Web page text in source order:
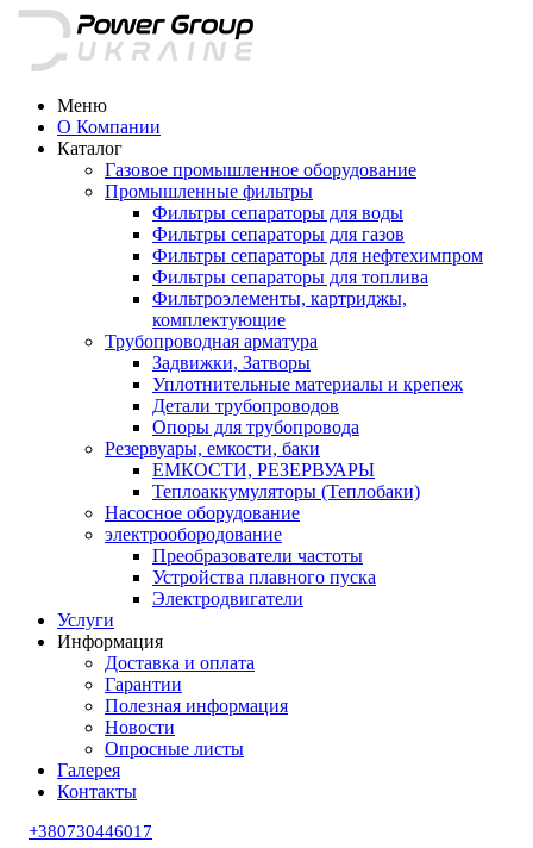
Меню
О Компании
Каталог
Газовое промышленное оборудование
Промышленные фильтры
Фильтры сепараторы для воды
Фильтры сепараторы для газов
Фильтры сепараторы для нефтехимпром
Фильтры сепараторы для топлива
Фильтроэлементы, картриджы,
комплектующие
Трубопроводная арматура
Задвижки, Затворы
Уплотнительные материалы и крепеж
Детали трубопроводов
Опоры для трубопровода
Резервуары, емкости, баки
ЕМКОСТИ, РЕЗЕРВУАРЫ
Теплоаккумуляторы (Теплобаки)
Насосное оборудование
электрообородование
Преобразователи частоты
Устройства плавного пуска
Электродвигатели
Услуги
Информация
Доставка и оплата
Гарантии
Полезная информация
Новости
Опросные листы
Галерея
Контакты
+380730446017